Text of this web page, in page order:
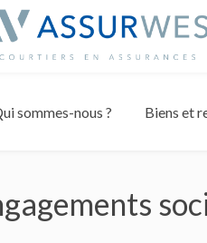
sommes-nous ? Biens et